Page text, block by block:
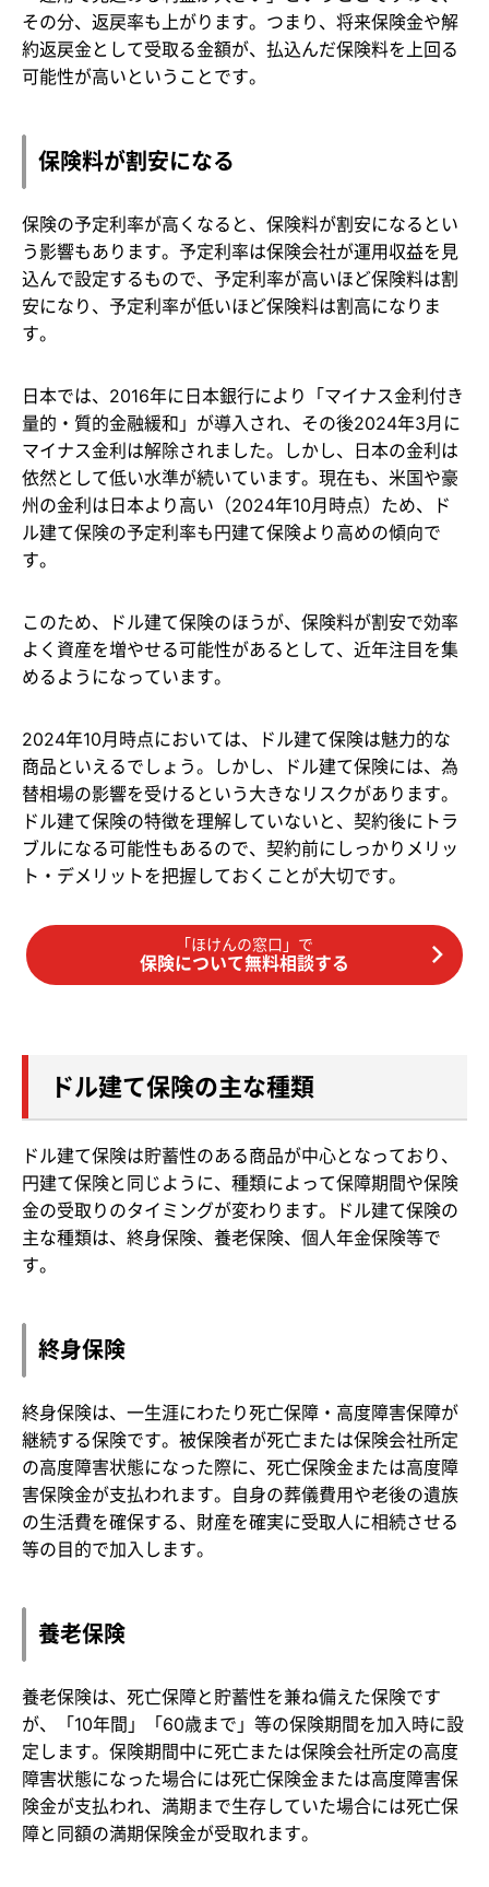
その分、返戻率も上がります。つまり、将来保険金や解
約返戻金として受取る金額が、払込んだ保険料を上回る
可能性が高いということです。
保険料が割安になる
保険の予定利率が高くなると、保険料が割安になるとい
う影響もあります。予定利率は保険会社が運用収益を見
込んで設定するもので、予定利率が高いほど保険料は割
安になり、予定利率が低いほど保険料は割高になりま
す。
日本では、2016年に日本銀行により「マイナス金利付き
量的・質的金融緩和」が導入され、その後2024年3月に
マイナス金利は解除されました。しかし、日本の金利は
依然として低い水準が続いています。現在も、米国や豪
州の金利は日本より高い（2024年10月時点）ため、ド
ル建て保険の予定利率も円建て保険より高めの傾向で
す。
このため、ドル建て保険のほうが、保険料が割安で効率
よく資産を増やせる可能性があるとして、近年注目を集
めるようになっています。
2024年10月時点においては、ドル建て保険は魅力的な
商品といえるでしょう。しかし、ドル建て保険には、為
替相場の影響を受けるという大きなリスクがあります。
ドル建て保険の特徴を理解していないと、契約後にトラ
ブルになる可能性もあるので、契約前にしっかりメリッ
ト・デメリットを把握しておくことが大切です。
「ほけんの窓口」で
保険について無料相談する
ドル建て保険の主な種類
ドル建て保険は貯蓄性のある商品が中心となっており、
円建て保険と同じように、種類によって保障期間や保険
金の受取りのタイミングが変わります。ドル建て保険の
主な種類は、終身保険、養老保険、個人年金保険等で
す。
終身保険
終身保険は、一生涯にわたり死亡保障・高度障害保障が
継続する保険です。被保険者が死亡または保険会社所定
の高度障害状態になった際に、死亡保険金または高度障
害保険金が支払われます。自身の葬儀費用や老後の遺族
の生活費を確保する、財産を確実に受取人に相続させる
等の目的で加入します。
養老保険
養老保険は、死亡保障と貯蓄性を兼ね備えた保険です
が、「10年間」「60歳まで」等の保険期間を加入時に設
定します。保険期間中に死亡または保険会社所定の高度
障害状態になった場合には死亡保険金または高度障害保
険金が支払われ、満期まで生存していた場合には死亡保
障と同額の満期保険金が受取れます。